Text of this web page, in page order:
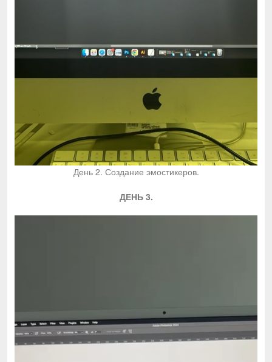
День 2. Создание эмостикеров.
ДЕНЬ 3.